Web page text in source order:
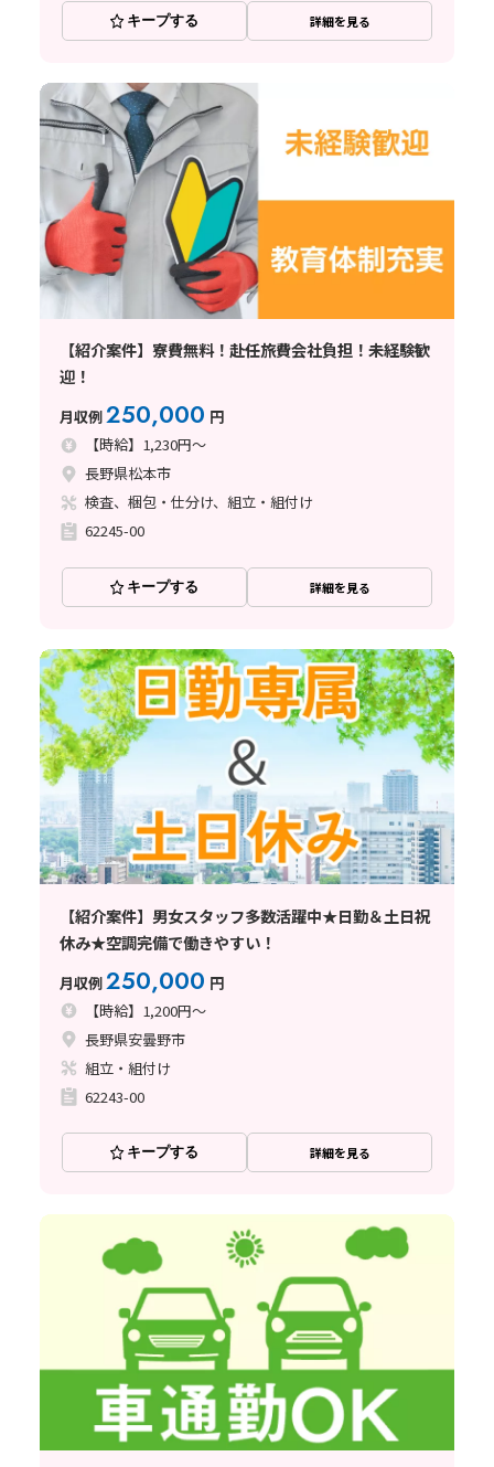
キープする 詳細を見る
【紹介案件】寮費無料！赴任旅費会社負担！未経験歓
迎！
月収例250,000 円
【時給】1,230円～
長野県松本市
検査、梱包・仕分け、組立・組付け
62245-00
キープする 詳細を見る
【紹介案件】男女スタッフ多数活躍中★日勤＆土日祝
休み★空調完備で働きやすい！
月収例250,000 円
【時給】1,200円～
長野県安曇野市
組立・組付け
62243-00
キープする 詳細を見る